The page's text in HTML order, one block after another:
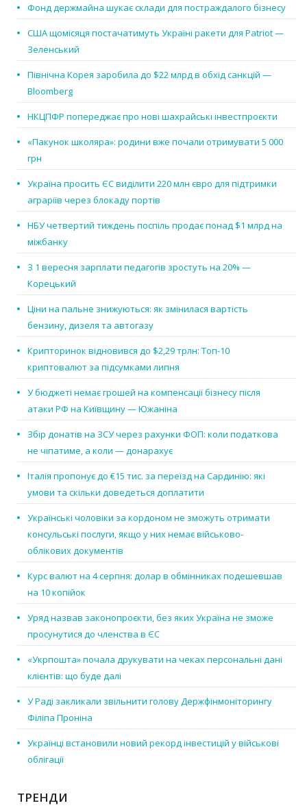
Фонд держмайна шукає склади для постраждалого бізнесу
США щомісяця постачатимуть Україні ракети для Patriot —
Зеленський
Північна Корея заробила до $22 млрд в обхід санкцій —
Bloomberg
НКЦПФР попереджає про нові шахрайські інвестпроєкти
«Пакунок школяра»: родини вже почали отримувати 5 000
грн
Україна просить ЄС виділити 220 млн євро для підтримки
аграріїв через блокаду портів
НБУ четвертий тиждень поспіль продає понад $1 млрд на
міжбанку
З 1 вересня зарплати педагогів зростуть на 20% —
Корецький
Ціни на пальне знижуються: як змінилася вартість
бензину, дизеля та автогазу
Крипторинок відновився до $2,29 трлн: Топ-10
криптовалют за підсумками липня
У бюджеті немає грошей на компенсації бізнесу після
атаки РФ на Київщину — Южаніна
Збір донатів на ЗСУ через рахунки ФОП: коли податкова
не чіпатиме, а коли — донарахує
Італія пропонує до €15 тис. за переїзд на Сардинію: які
умови та скільки доведеться доплатити
Українські чоловіки за кордоном не зможуть отримати
консульські послуги, якщо у них немає військово-
облікових документів
Курс валют на 4 серпня: долар в обмінниках подешевшав
на 10 копійок
Уряд назвав законопроєкти, без яких Україна не зможе
просунутися до членства в ЄС
«Укрпошта» почала друкувати на чеках персональні дані
клієнтів: що буде далі
У Раді закликали звільнити голову Держфінмоніторингу
Філіпа Проніна
Українці встановили новий рекорд інвестицій у військові
облігації
ТРЕНДИ